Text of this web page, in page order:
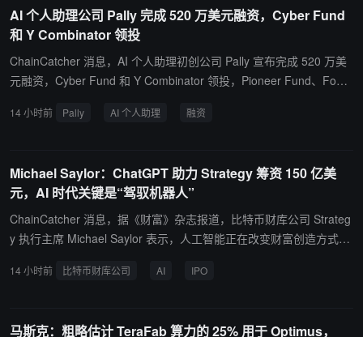
开发者通过统一接口调用来自 OpenAI、Anthropic、Google 等多家
公司的 AI 模型，并根据性能、价格和可用性选择不同模型。随着企
业加速采用生成式 AI，AI 模型调用基础设施和模型路由服务的重要
性不断提升。OpenRouter 通过提供模型聚合、流量分配和成本优化
Stripe 近年来在 AI 领域的重要布局之一。Stripe 此前主要专注于支
数量快速增加，连接不同模型、优化调用成本以及管理 AI 工作流的
基础设施企业正在获得更多关注，OpenRouter 的潜在高估值也反映
出投资者对 AI 应用层和基础设施层增长机会的看好。
AI 个人助理公司 Pally 完成 520 万美元融资，Cyber Fund
和 Y Combinator 领投
ChainCatcher 消息，AI 个人助理初创公司 Pally 宣布完成 520 万美
元融资，Cyber Fund 和 Y Combinator 领投，Pioneer Fund、Foun
元，主要业务为通过短信入口提供 AI 个人助理服务。Pally 于 2025
箱、回复消息及预订餐厅。Pally 使用 Anthropic 的 Claude、OpenAI
的 ChatGPT 以及 Kimi K3、GLM 5.2 等开源模型。联合创始人 Haz
Hubble 表示，公司不会出售用户数据，也不会使用相关数据训练模
型。
14 小时前 Pally AI 个人助理 融资
Michael Saylor：ChatGPT 助力 Strategy 筹资 150 亿美
元，AI 时代关键是“驾驭机器人”
ChainCatcher 消息，据《财富》杂志报道，比特币财库公司 Strateg
y 执行主席 Michael Saylor 表示，人工智能正在改变财富创造方式，
r 在接受采访时称，他利用 ChatGPT 帮助 Strategy 设计基于比特币
14 小时前 比特币财库公司 AI IPO
马斯克：粗略估计 TeraFab 算力的 25% 用于 Optimus，